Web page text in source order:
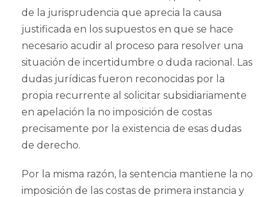
de la jurisprudencia que aprecia la causa
justificada en los supuestos en que se hace
necesario acudir al proceso para resolver una
situación de incertidumbre o duda racional. Las
dudas jurídicas fueron reconocidas por la
propia recurrente al solicitar subsidiariamente
en apelación la no imposición de costas
precisamente por la existencia de esas dudas
de derecho.
Por la misma razón, la sentencia mantiene la no
imposición de las costas de primera instancia y